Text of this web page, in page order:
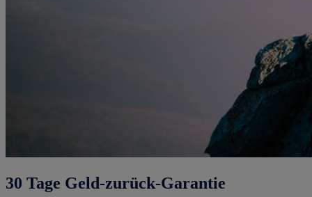
30 Tage Geld-zurück-Garantie